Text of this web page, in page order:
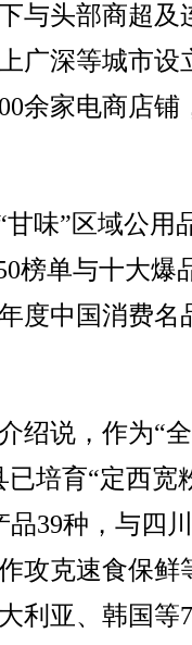
头部商超及
广深等城市设
余家电商店铺
味”区域公用
榜单与十大爆
度中国消费名
说，作为“
培育“定西宽
品39种，与四
攻克速食保鲜
利亚、韩国等